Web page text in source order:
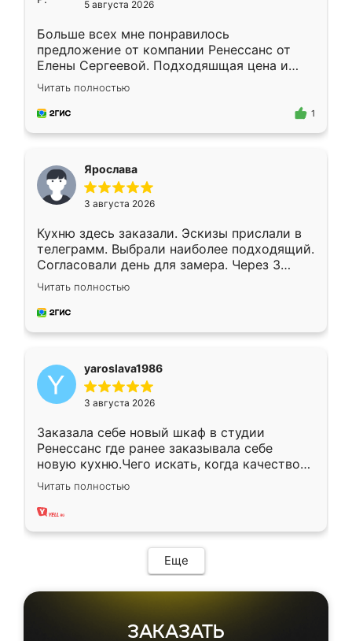
5 августа 2026
Больше всех мне понравилось
предложение от компании Ренессанс от
Елены Сергеевой. Подходяшщая цена и
короткие сроки изготовления. Приехавший
для замера сотрудник Владислав
предложил по моему эскизу самый
Читать полностью
1
Ярослава
3 августа 2026
Кухню здесь заказали. Эскизы прислали в
телеграмм. Выбрали наиболее подходящий.
Согласовали день для замера. Через 3
недели кухня была уже готова. Остались
довольны работой. Спасибо Ренессанс
мебель за качественную работу!
Читать полностью
yaroslava1986
3 августа 2026
Заказала себе новый шкаф в студии
Ренессанс где ранее заказывала себе
новую кухню.Чего искать, когда качеством
вполне довольна. Служит кухня уже почти
два года, нареканий нет.
Читать полностью
Еще
ЗАКАЗАТЬ